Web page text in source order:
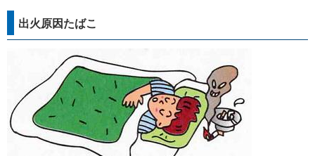
出火原因たばこ